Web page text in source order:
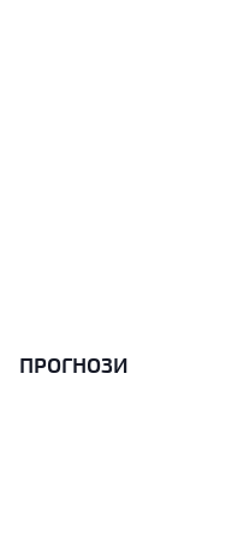
ПРОГНОЗИ